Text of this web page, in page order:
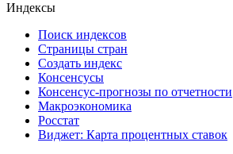
Кредиты
Поиск кредитов
Индексы
Поиск индексов
Страницы стран
Создать индекс
Консенсусы